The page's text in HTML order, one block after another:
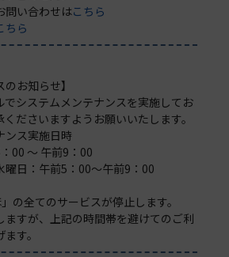
問い合わせはこちら
ちら
のお知らせ】
でシステムメンテナンスを実施してお
ださいますようお願いいたします。
ス実施日時
00 ～ 午前9：00
曜日：午前5：00～午前9：00
の全てのサービスが停止します。
すが、上記の時間帯を避けてのご利
す。